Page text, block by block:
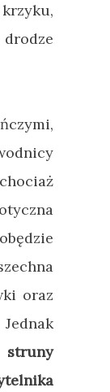
oraz
struny